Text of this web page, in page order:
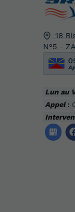
18
N°5 -
Lun au
Appel: